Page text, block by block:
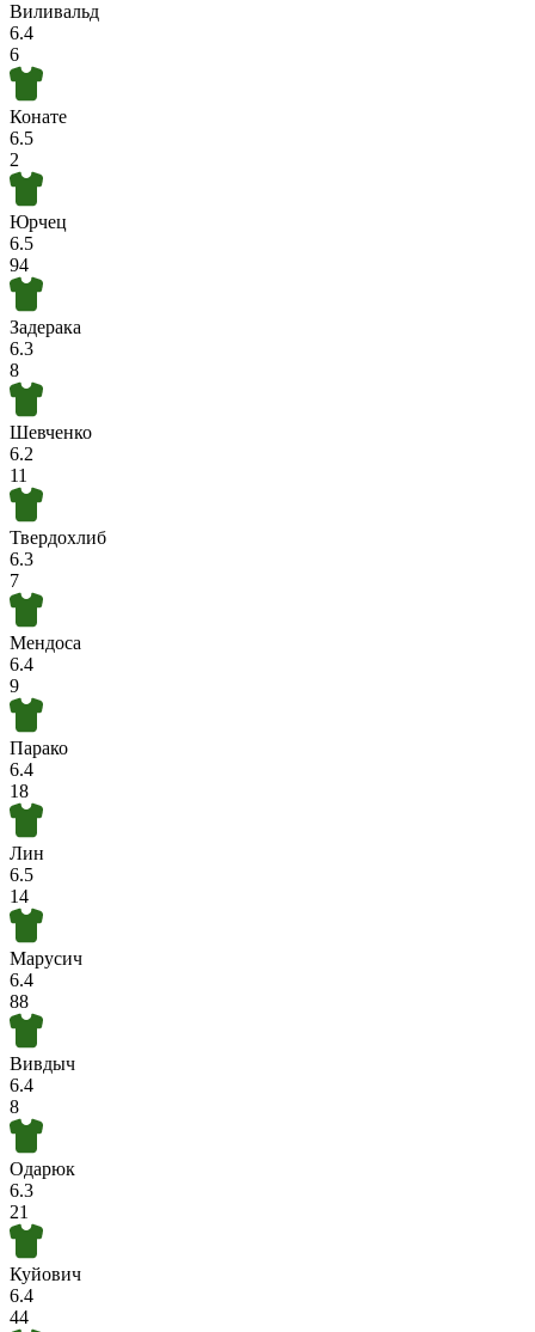
Виливальд
6.4
6
Конате
6.5
2
Юрчец
6.5
94
Задерака
6.3
8
Шевченко
6.2
11
Твердохлиб
6.3
7
Мендоса
6.4
9
Парако
6.4
18
Лин
6.5
14
Марусич
6.4
88
Вивдыч
6.4
8
Одарюк
6.3
21
Куйович
6.4
44